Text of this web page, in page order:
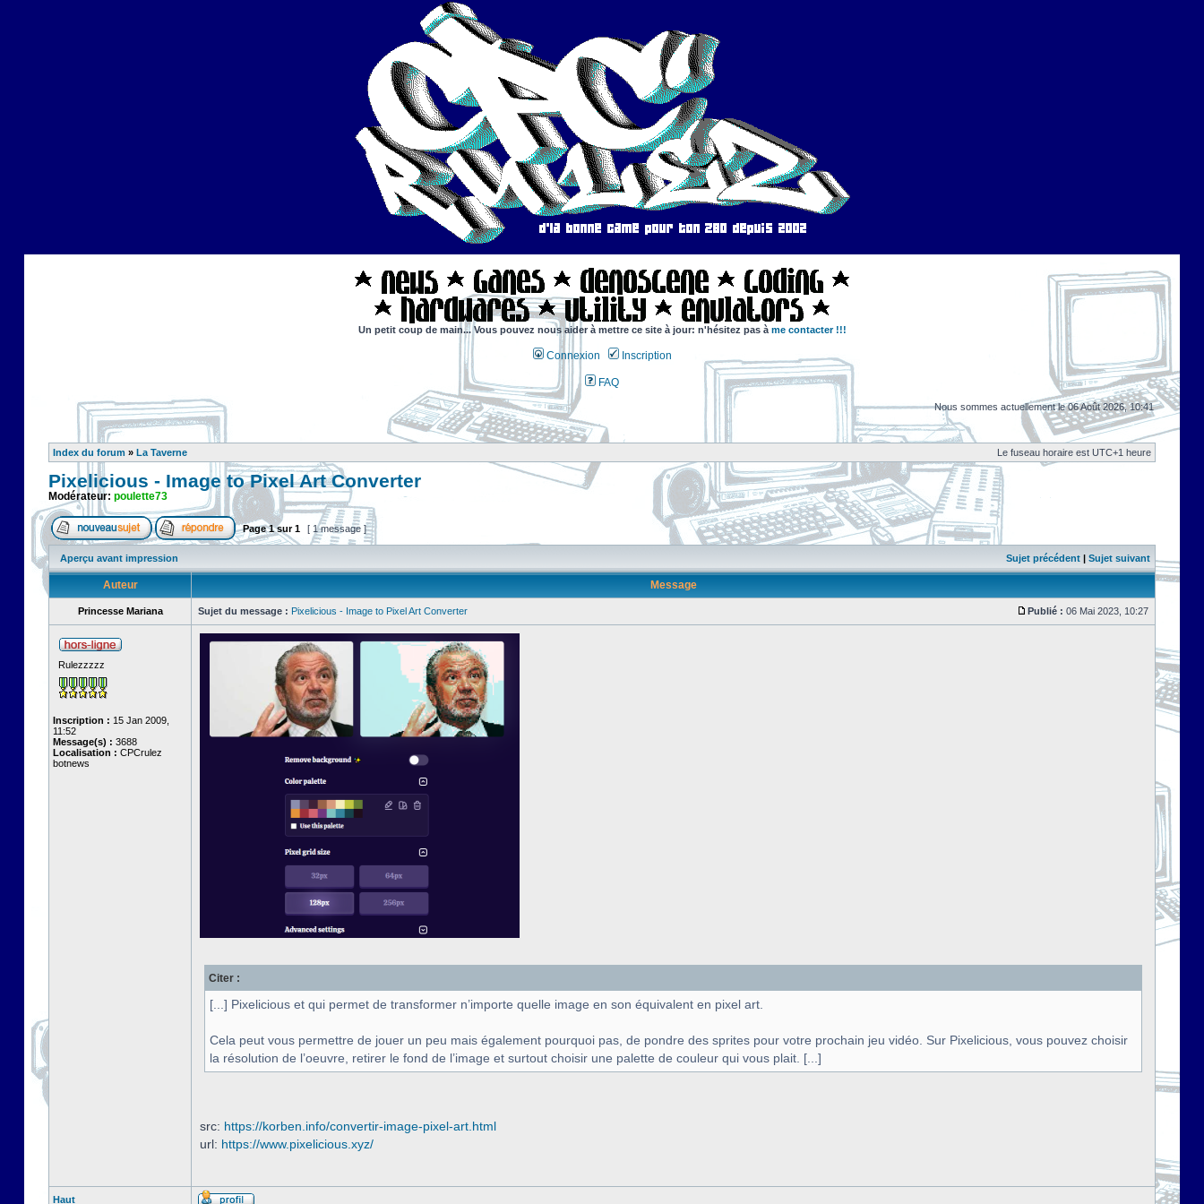
Un petit coup de main... Vous pouvez nous aider à mettre ce site à jour: n'hésitez pas à me contacter !!!
Connexion Inscription
FAQ
Nous sommes actuellement le 06 Août 2026, 10:41
Index du forum » La Taverne Le fuseau horaire est UTC+1 heure
Pixelicious - Image to Pixel Art Converter
Modérateur: poulette73
Page1sur1 [ 1 message ]
Aperçu avant impression Sujet précédent | Sujet suivant
Auteur Message
Princesse Mariana Sujet du message : Pixelicious - Image to Pixel Art Converter Publié : 06 Mai 2023, 10:27
Rulezzzzz
Inscription : 15 Jan 2009,
11:52
Message(s) : 3688
Localisation : CPCrulez
botnews
Citer :
[...] Pixelicious et qui permet de transformer n’importe quelle image en son équivalent en pixel art.
Cela peut vous permettre de jouer un peu mais également pourquoi pas, de pondre des sprites pour votre prochain jeu vidéo. Sur Pixelicious, vous pouvez choisir
la résolution de l’oeuvre, retirer le fond de l’image et surtout choisir une palette de couleur qui vous plait. [...]
src: https://korben.info/convertir-image-pixel-art.html
url: https://www.pixelicious.xyz/
Haut